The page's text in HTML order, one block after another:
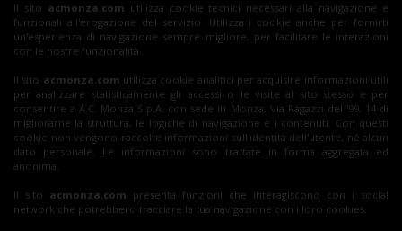
© 2026 AC Monza
All rights reserved
Insieme al Monza
Biglietti
Il sito acmonza.com utilizza cookie tecnici necessari alla navigazione e
funzionali all'erogazione del servizio. Utilizza i cookie anche per fornirti
un'esperienza di navigazione sempre migliore, per facilitare le interazioni
con le nostre funzionalità.
Il sito acmonza.com utilizza cookie analitici per acquisire informazioni utili
per analizzare statisticamente gli accessi o le visite al sito stesso e per
consentire a A.C. Monza S.p.A. con sede in Monza, Via Ragazzi del '99, 14 di
migliorarne la struttura, le logiche di navigazione e i contenuti. Con questi
cookie non vengono raccolte informazioni sull'identità dell'utente, né alcun
dato personale. Le informazioni sono trattate in forma aggregata ed
anonima.
Il sito acmonza.com presenta funzioni che interagiscono con i social
network che potrebbero tracciare la tua navigazione con i loro cookies.